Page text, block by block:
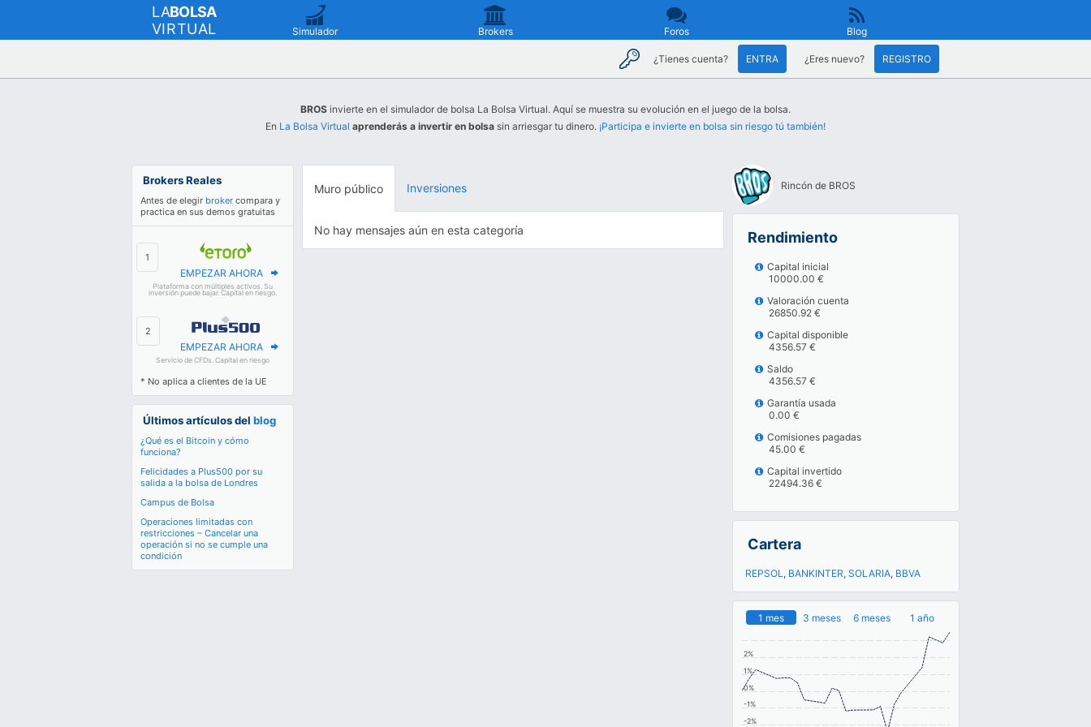
LABOLSA
VIRTUAL
Simulador Brokers Foros Blog
¿Tienes cuenta? ENTRA ¿Eres nuevo? REGISTRO
BROS invierte en el simulador de bolsa La Bolsa Virtual. Aquí se muestra su evolución en el juego de la bolsa.
En La Bolsa Virtual aprenderás a invertir en bolsa sin arriesgar tu dinero. ¡Participa e invierte en bolsa sin riesgo tú también!
Brokers Reales
Antes de elegir broker compara y
practica en sus demos gratuitas
EMPEZAR AHORA
Plataforma con múltiples activos. Su
inversión puede bajar. Capital en riesgo.
EMPEZAR AHORA
Servicio de CFDs. Capital en riesgo
* No aplica a clientes de la UE
Últimos artículos delblog
¿Qué es el Bitcoin y cómo
funciona?
Felicidades a Plus500 por su
salida a la bolsa de Londres
Campus de Bolsa
Operaciones limitadas con
restricciones – Cancelar una
operación si no se cumple una
condición
Muro público Inversiones
No hay mensajes aún en esta categoría
Rincón de BROS
Rendimiento
Capital inicial
10000.00 €
Valoración cuenta
26850.92 €
Capital disponible
4356.57 €
Saldo
4356.57 €
Garantía usada
0.00 €
Comisiones pagadas
45.00 €
Capital invertido
22494.36 €
Cartera
REPSOL, BANKINTER, SOLARIA, BBVA
-2%
-1%
0%
1%
2%
1 mes 3 meses 6 meses 1 año